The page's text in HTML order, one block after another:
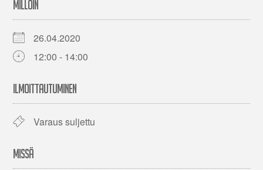
MILLOIN
26.04.2020
12:00 - 14:00
ILMOITTAUTUMINEN
Varaus suljettu
MISSÄ